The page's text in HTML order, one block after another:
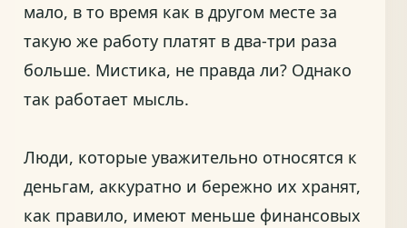
мало, в то время как в другом месте за
такую же работу платят в два-три раза
больше. Мистика, не правда ли? Однако
так работает мысль.
Люди, которые уважительно относятся к
деньгам, аккуратно и бережно их хранят,
как правило, имеют меньше финансовых